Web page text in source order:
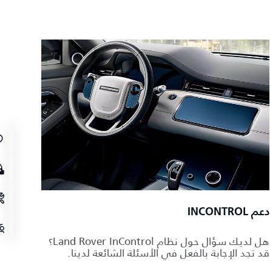
دعم INCONTROL
هل لديك سؤال حول نظام Land Rover InControl؟
قد تجد الإجابة بالفعل في الأسئلة الشائعة لدينا.